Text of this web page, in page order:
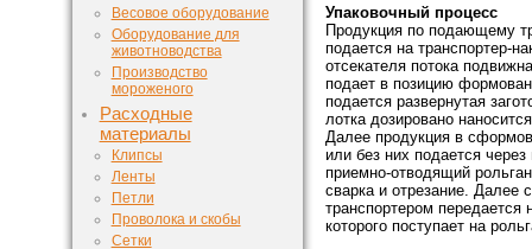
Весовое оборудование
Оборудование для
животноводства
Производство
мороженого
Расходные
материалы
Клипсы
Ленты
Петли
Проволока и скобы
Сетки
Упаковочный процесс
Продукция по подающему
подается на транспортер-
отсекателя потока
подает в позицию
подается развернутая
лотка дозировано
Далее продукция в
или без них подается
приемно-отводящий
сварка и отрезание.
транспортером передается
которого поступает на